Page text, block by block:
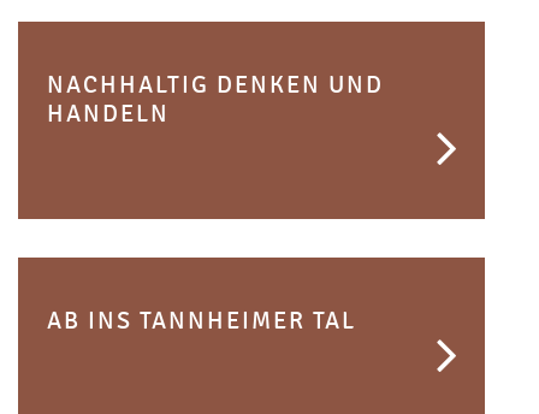
NACHHALTIG DENKEN UND
HANDELN
AB INS TANNHEIMER TAL